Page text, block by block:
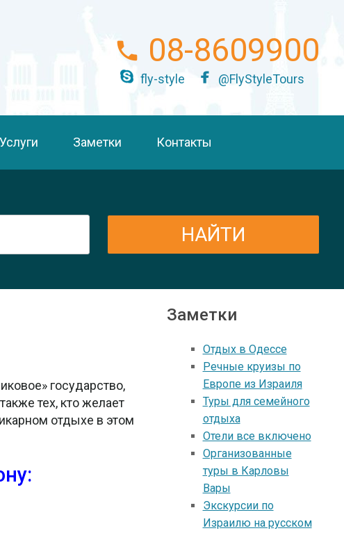
08-8609900
fly-style @FlyStyleTours
Услуги Заметки Контакты
государство,
тех, кто желает
отдыхе в этом
Заметки
Отдых в Oдессе
Речные круизы по
Европе из Израиля
Туры для семейного
отдыха
Отели все включено
Организованные
туры в Карловы
Вары
Экскурсии по
Израилю на русском